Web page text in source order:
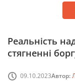
Реальність
стягненні
09.10.2023Автор: